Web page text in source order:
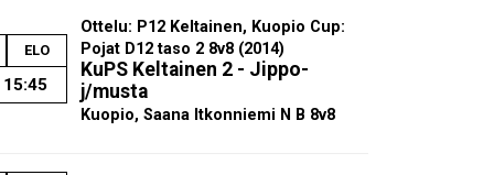
ELO
15:45
Ottelu: P12 Keltainen, Kuopio Cup:
Pojat D12 taso 2 8v8 (2014)
KuPS Keltainen 2 - Jippo-
j/musta
Kuopio, Saana Itkonniemi N B 8v8